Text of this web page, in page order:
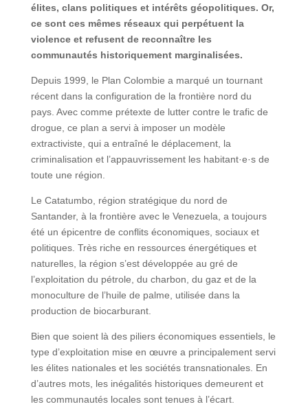
élites, clans politiques et intérêts géopolitiques. Or,
ce sont ces mêmes réseaux qui perpétuent la
violence et refusent de reconnaître les
communautés historiquement marginalisées.
Depuis 1999, le Plan Colombie a marqué un tournant
récent dans la configuration de la frontière nord du
pays. Avec comme prétexte de lutter contre le trafic de
drogue, ce plan a servi à imposer un modèle
extractiviste, qui a entraîné le déplacement, la
criminalisation et l’appauvrissement les habitant·e·s de
toute une région.
Le Catatumbo, région stratégique du nord de
Santander, à la frontière avec le Venezuela, a toujours
été un épicentre de conflits économiques, sociaux et
politiques. Très riche en ressources énergétiques et
naturelles, la région s’est développée au gré de
l’exploitation du pétrole, du charbon, du gaz et de la
monoculture de l’huile de palme, utilisée dans la
production de biocarburant.
Bien que soient là des piliers économiques essentiels, le
type d’exploitation mise en œuvre a principalement servi
les élites nationales et les sociétés transnationales. En
d’autres mots, les inégalités historiques demeurent et
les communautés locales sont tenues à l’écart.